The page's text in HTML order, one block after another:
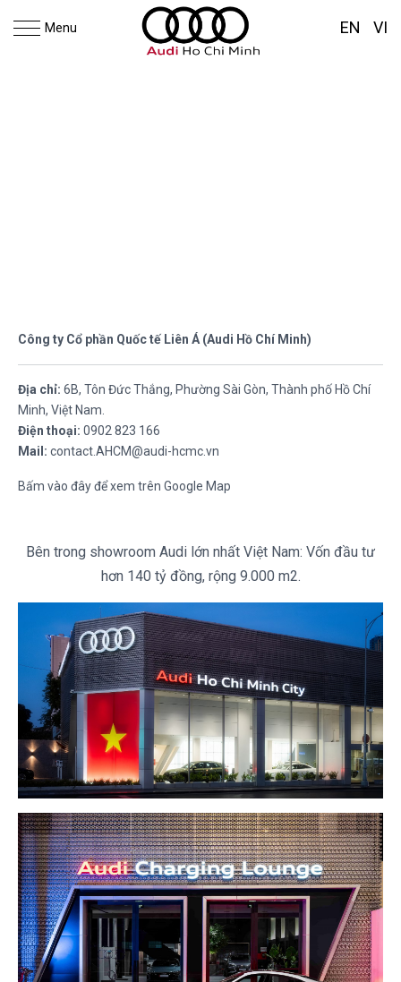
Menu EN VI
Công ty Cổ phần Quốc tế Liên Á (Audi Hồ Chí Minh)
Địa chỉ: 6B, Tôn Đức Thắng, Phường Sài Gòn, Thành phố Hồ Chí
Minh, Việt Nam.
Điện thoại: 0902 823 166
Mail: contact.AHCM@audi-hcmc.vn
Bấm vào đây để xem trên Google Map
Bên trong showroom Audi lớn nhất Việt Nam: Vốn đầu tư
hơn 140 tỷ đồng, rộng 9.000 m2.